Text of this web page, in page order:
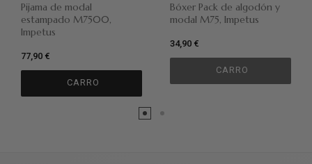
Pijama de modal
estampado M7500,
Impetus
77,90 €
CARRO
Bóxer Pack de algodón y
modal M75, Impetus
34,90 €
CARRO